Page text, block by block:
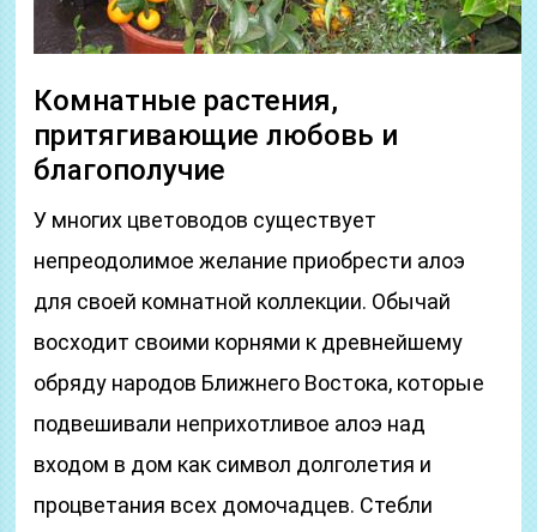
Комнатные растения,
притягивающие любовь и
благополучие
У многих цветоводов существует
непреодолимое желание приобрести алоэ
для своей комнатной коллекции. Обычай
восходит своими корнями к древнейшему
обряду народов Ближнего Востока, которые
подвешивали неприхотливое алоэ над
входом в дом как символ долголетия и
процветания всех домочадцев. Стебли